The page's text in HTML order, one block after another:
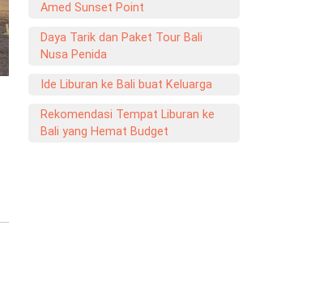
Amed Sunset Point
Daya Tarik dan Paket Tour Bali
Nusa Penida
Ide Liburan ke Bali buat Keluarga
Rekomendasi Tempat Liburan ke
Bali yang Hemat Budget